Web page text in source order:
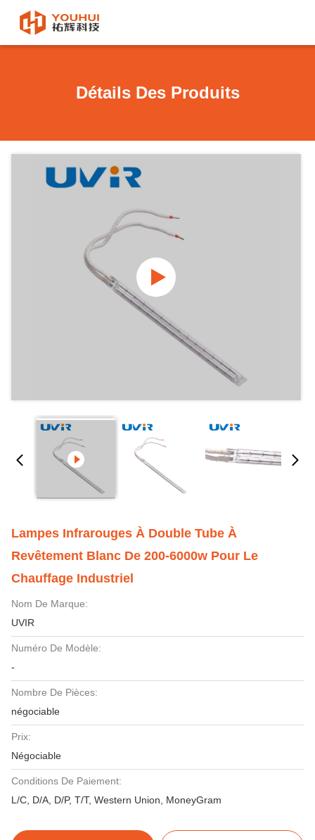
Détails Des Produits
Lampes Infrarouges À Double Tube À
Revêtement Blanc De 200-6000w Pour Le
Chauffage Industriel
Nom De Marque:
UVIR
Numéro De Modèle:
-
Nombre De Pièces:
négociable
Prix:
Négociable
Conditions De Paiement:
L/C, D/A, D/P, T/T, Western Union, MoneyGram